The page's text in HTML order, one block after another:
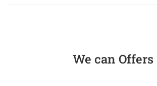
We can Offers